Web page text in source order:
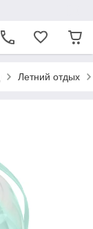
Летний отдых